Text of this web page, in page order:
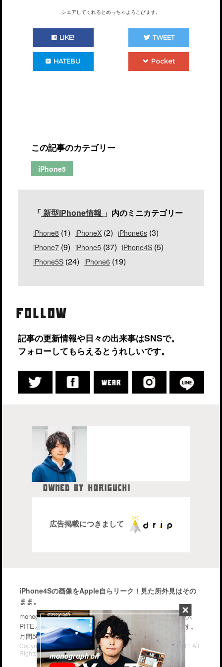
シェアしてくれるとめっちゃよろこびます。
LIKE! TWEET
HATEBU Pocket
この記事のカテゴリー
iPhone5
「 新型iPhone情報 」内のミニカテゴリー
iPhone8 (1) iPhoneX (2) iPhone6s (3)
iPhone7 (9) iPhone5 (37) iPhone4S (5)
iPhone5S (24) iPhone6 (19)
FOLLOW
記事の更新情報や日々の出来事はSNSで。
フォローしてもらえるとうれしいです。
OWNED BY HORIGUCHI
株式会社drip代表取締役社長
広告掲載につきまして
iPhone4Sの画像をApple自らリーク！見た所外見はその
まま。
monographはiPhone・Macなどのガジェットを中心に管理人
PITE.の気になるモノを幅広く紹介するブログメディアです。
月間50〜70万PV。気軽に楽しんで行って下さい。
Copyright© iPhone・Macの情報発信ブログ "monograph" , 2011 All
Rights Reserved.